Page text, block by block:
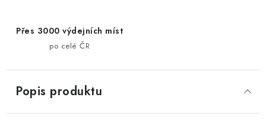
Přes 3000 výdejních míst
po celé ČR
Popis produktu